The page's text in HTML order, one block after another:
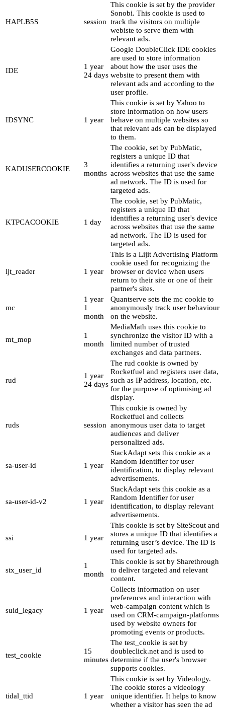
HAPLB5S session
This cookie is set by the provider
Sonobi. This cookie is used to
track the visitors on multiple
webiste to serve them with
relevant ads.
IDE
1 year
24 days
Google DoubleClick IDE cookies
are used to store information
about how the user uses the
website to present them with
relevant ads and according to the
user profile.
IDSYNC 1 year
This cookie is set by Yahoo to
store information on how users
behave on multiple websites so
that relevant ads can be displayed
to them.
KADUSERCOOKIE
3
months
The cookie, set by PubMatic,
registers a unique ID that
identifies a returning user's device
across websites that use the same
ad network. The ID is used for
targeted ads.
KTPCACOOKIE 1 day
The cookie, set by PubMatic,
registers a unique ID that
identifies a returning user's device
across websites that use the same
ad network. The ID is used for
targeted ads.
ljt_reader 1 year
This is a Lijit Advertising Platform
cookie used for recognizing the
browser or device when users
return to their site or one of their
partner's sites.
mc
1 year
1
month
Quantserve sets the mc cookie to
anonymously track user behaviour
on the website.
mt_mop
1
month
MediaMath uses this cookie to
synchronize the visitor ID with a
limited number of trusted
exchanges and data partners.
rud
1 year
24 days
The rud cookie is owned by
Rocketfuel and registers user data,
such as IP address, location, etc.
for the purpose of optimising ad
display.
ruds session
This cookie is owned by
Rocketfuel and collects
anonymous user data to target
audiences and deliver
personalized ads.
sa-user-id 1 year
StackAdapt sets this cookie as a
Random Identifier for user
identification, to display relevant
advertisements.
sa-user-id-v2 1 year
StackAdapt sets this cookie as a
Random Identifier for user
identification, to display relevant
advertisements.
ssi 1 year
This cookie is set by SiteScout and
stores a unique ID that identifies a
returning user’s device. The ID is
used for targeted ads.
stx_user_id
1
month
This cookie is set by Sharethrough
to deliver targeted and relevant
content.
suid_legacy 1 year
Collects information on user
preferences and interaction with
web-campaign content which is
used on CRM-campaign-platforms
used by website owners for
promoting events or products.
test_cookie
15
minutes
The test_cookie is set by
doubleclick.net and is used to
determine if the user's browser
supports cookies.
tidal_ttid 1 year
This cookie is set by Videology.
The cookie stores a videology
unique identifier. It helps to know
whether a visitor has seen the ad